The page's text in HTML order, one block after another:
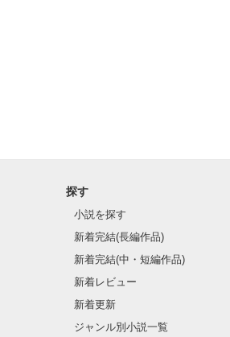
探す
小説を探す
新着完結(長編作品)
新着完結(中・短編作品)
新着レビュー
新着更新
ジャンル別小説一覧